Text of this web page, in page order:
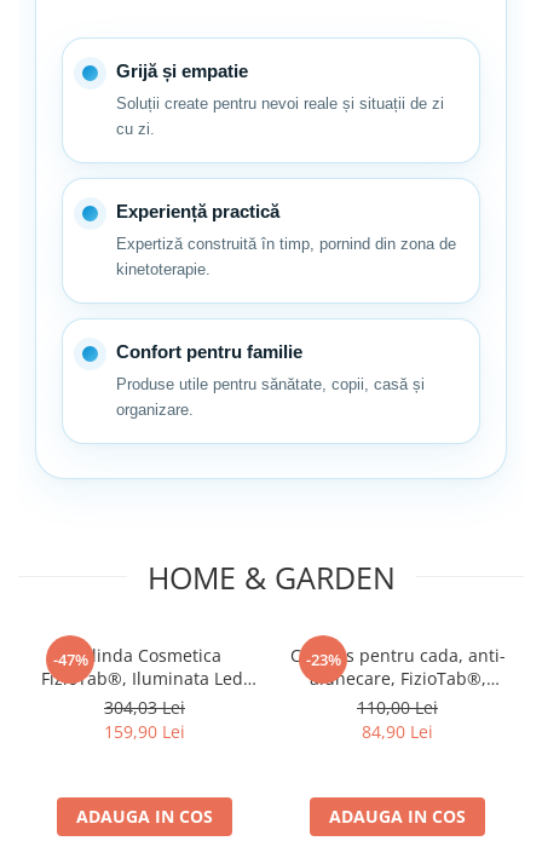
Latime: 20.5 cm
Grijă și empatie
Soluții create pentru nevoi reale și situații de zi
cu zi.
Experiență practică
Expertiză construită în timp, pornind din zona de
kinetoterapie.
Confort pentru familie
Produse utile pentru sănătate, copii, casă și
organizare.
HOME & GARDEN
-47%Oglinda Cosmetica
FizioTab®, Iluminata Led,
Dimabila, 2 Fete, Marire
10X, Baterii si Cablu USB
Incluse, Alb
304,03 Lei
159,90 Lei
ADAUGA IN COS
-23%
Covoras pentru cada, anti-
alunecare, FizioTab®,
100x40 cm, Multicolor,
Delfin
110,00 Lei
84,90 Lei
ADAUGA IN COS